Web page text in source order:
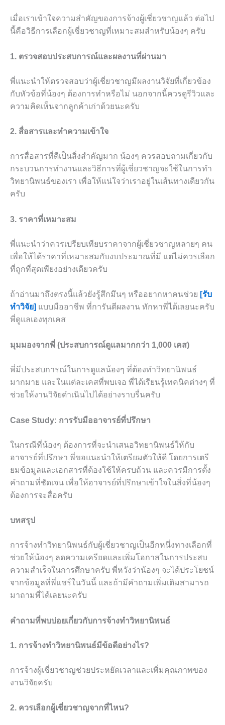
เมื่อเราเข้าใจความสำคัญของการจ้างผู้เชี่ยวชาญแล้ว ต่อไป
นี้คือวิธีการเลือกผู้เชี่ยวชาญที่เหมาะสมสำหรับน้องๆ ครับ
1. ตรวจสอบประสบการณ์และผลงานที่ผ่านมา
พี่แนะนำให้ตรวจสอบว่าผู้เชี่ยวชาญมีผลงานวิจัยที่เกี่ยวข้อง
กับหัวข้อที่น้องๆ ต้องการทำหรือไม่ นอกจากนี้ควรดูรีวิวและ
ความคิดเห็นจากลูกค้าเก่าด้วยนะครับ
2. สื่อสารและทำความเข้าใจ
การสื่อสารที่ดีเป็นสิ่งสำคัญมาก น้องๆ ควรสอบถามเกี่ยวกับ
กระบวนการทำงานและวิธีการที่ผู้เชี่ยวชาญจะใช้ในการทำ
วิทยานิพนธ์ของเรา เพื่อให้แน่ใจว่าเราอยู่ในเส้นทางเดียวกัน
ครับ
3. ราคาที่เหมาะสม
พี่แนะนำว่าควรเปรียบเทียบราคาจากผู้เชี่ยวชาญหลายๆ คน
เพื่อให้ได้ราคาที่เหมาะสมกับงบประมาณที่มี แต่ไม่ควรเลือก
ที่ถูกที่สุดเพียงอย่างเดียวครับ
ถ้าอ่านมาถึงตรงนี้แล้วยังรู้สึกมึนๆ หรืออยากหาคนช่วย [รับ
ทำวิจัย] แบบมืออาชีพ ที่การันตีผลงาน ทักหาพี่ได้เลยนะครับ
พี่ดูแลเองทุกเคส
มุมมองจากพี่ (ประสบการณ์ดูแลมากกว่า 1,000 เคส)
พี่มีประสบการณ์ในการดูแลน้องๆ ที่ต้องทำวิทยานิพนธ์
มากมาย และในแต่ละเคสที่พบเจอ พี่ได้เรียนรู้เทคนิคต่างๆ ที่
ช่วยให้งานวิจัยดำเนินไปได้อย่างราบรื่นครับ
Case Study: การรับมืออาจารย์ที่ปรึกษา
ในกรณีที่น้องๆ ต้องการที่จะนำเสนอวิทยานิพนธ์ให้กับ
อาจารย์ที่ปรึกษา พี่ขอแนะนำให้เตรียมตัวให้ดี โดยการเตรี
ยมข้อมูลและเอกสารที่ต้องใช้ให้ครบถ้วน และควรมีการตั้ง
คำถามที่ชัดเจน เพื่อให้อาจารย์ที่ปรึกษาเข้าใจในสิ่งที่น้องๆ
ต้องการจะสื่อครับ
บทสรุป
การจ้างทำวิทยานิพนธ์กับผู้เชี่ยวชาญเป็นอีกหนึ่งทางเลือกที่
ช่วยให้น้องๆ ลดความเครียดและเพิ่มโอกาสในการประสบ
ความสำเร็จในการศึกษาครับ พี่หวังว่าน้องๆ จะได้ประโยชน์
จากข้อมูลที่พี่แชร์ในวันนี้ และถ้ามีคำถามเพิ่มเติมสามารถ
มาถามพี่ได้เลยนะครับ
คำถามที่พบบ่อยเกี่ยวกับการจ้างทำวิทยานิพนธ์
1. การจ้างทำวิทยานิพนธ์มีข้อดีอย่างไร?
การจ้างผู้เชี่ยวชาญช่วยประหยัดเวลาและเพิ่มคุณภาพของ
งานวิจัยครับ
2. ควรเลือกผู้เชี่ยวชาญจากที่ไหน?